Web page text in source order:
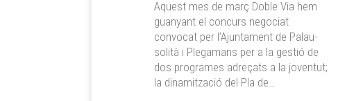
Aquest mes de març Doble Via hem
guanyant el concurs negociat
convocat per l’Ajuntament de Palau-
solità i Plegamans per a la gestió de
dos programes adreçats a la joventut;
la dinamització del Pla de…